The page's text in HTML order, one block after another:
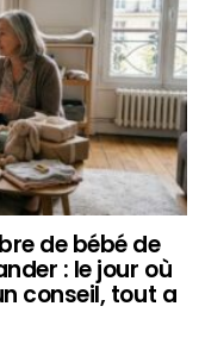
de bébé de
: le jour où
conseil, tout a